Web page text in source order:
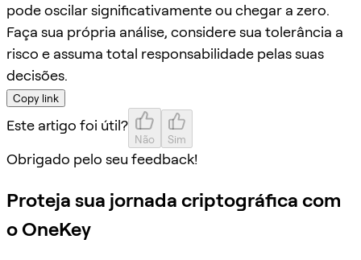
pode oscilar significativamente ou chegar a zero.
Faça sua própria análise, considere sua tolerância a
risco e assuma total responsabilidade pelas suas
decisões.
Copy link
Este artigo foi útil?
Não Sim
Obrigado pelo seu feedback!
Proteja sua jornada criptográfica com
o OneKey